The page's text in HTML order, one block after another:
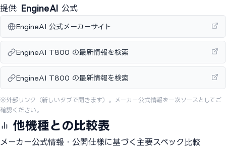
提供: EngineAI 公式
EngineAI 公式メーカーサイト
EngineAI T800 の最新情報を検索
EngineAI T800 の最新情報を検索
※外部リンク（新しいタブで開きます）。メーカー公式情報を一次ソースとしてご
確認ください。
他機種との比較表
メーカー公式情報・公開仕様に基づく主要スペック比較